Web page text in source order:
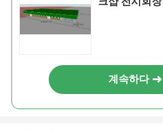
계속하다